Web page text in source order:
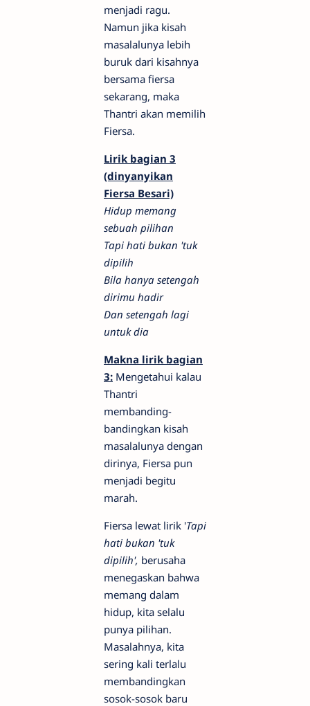
menjadi ragu.
Namun jika kisah
masalalunya lebih
buruk dari kisahnya
bersama fiersa
sekarang, maka
Thantri akan memilih
Fiersa.
Lirik bagian 3
(dinyanyikan
Fiersa Besari)
Hidup memang
sebuah pilihan
Tapi hati bukan 'tuk
dipilih
Bila hanya setengah
dirimu hadir
Dan setengah lagi
untuk dia
Makna lirik bagian
3: Mengetahui kalau
Thantri
membanding-
bandingkan kisah
masalalunya dengan
dirinya, Fiersa pun
menjadi begitu
marah.
Fiersa lewat lirik 'Tapi
hati bukan 'tuk
dipilih', berusaha
menegaskan bahwa
memang dalam
hidup, kita selalu
punya pilihan.
Masalahnya, kita
sering kali terlalu
membandingkan
sosok-sosok baru